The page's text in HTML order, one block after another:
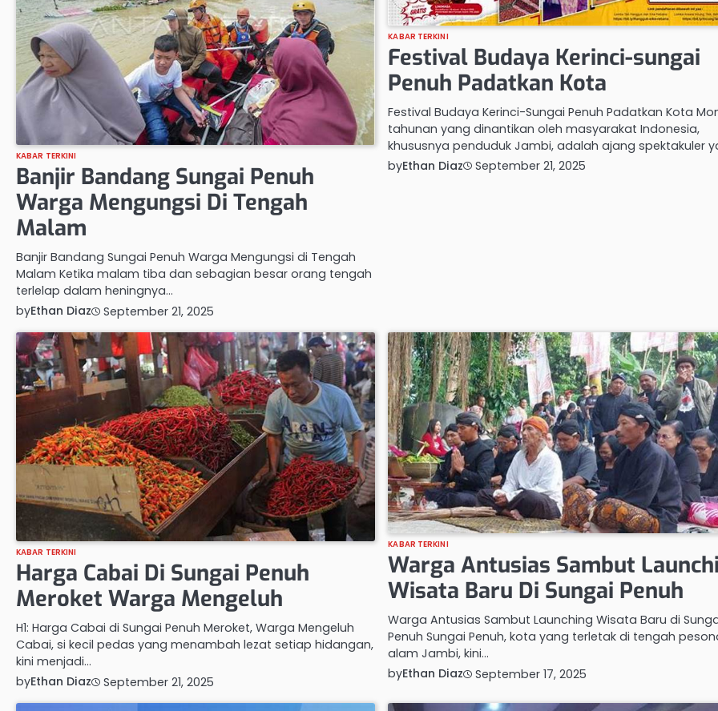
KABAR TERKINI
Banjir Bandang Sungai Penuh
Warga Mengungsi Di Tengah
Malam
Banjir Bandang Sungai Penuh Warga Mengungsi di Tengah
Malam Ketika malam tiba dan sebagian besar orang tengah
terlelap dalam heningnya…
byEthan Diaz September 21, 2025
KABAR TERKINI
Festival Budaya Kerinci-sungai
Penuh Padatkan Kota
Festival Budaya Kerinci-Sungai Penuh Padatkan Kota
tahunan yang dinantikan oleh masyarakat Indonesia,
khususnya penduduk Jambi, adalah ajang spektakuler
byEthan Diaz September 21, 2025
KABAR TERKINI
Harga Cabai Di Sungai Penuh
Meroket Warga Mengeluh
H1: Harga Cabai di Sungai Penuh Meroket, Warga Mengeluh
Cabai, si kecil pedas yang menambah lezat setiap hidangan,
kini menjadi…
byEthan Diaz September 21, 2025
KABAR TERKINI
Warga Antusias Sambut
Wisata Baru Di Sungai Penuh
Warga Antusias Sambut Launching Wisata Baru di
Penuh Sungai Penuh, kota yang terletak di tengah
alam Jambi, kini…
byEthan Diaz September 17, 2025